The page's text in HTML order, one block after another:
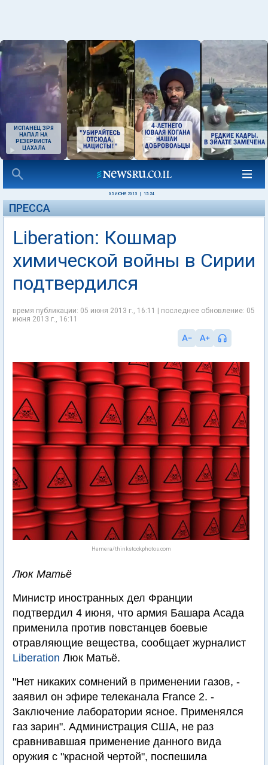
ИСПАНЕЦ ЗРЯ
НАПАЛ НА
РЕЗЕРВИСТА
ЦАХАЛА
05 ИЮНЯ 2013 15:24
ПРЕССА
Liberation: Кошмар
химической войны в Сирии
подтвердился
время публикации: 05 июня 2013 г., 16:11 | последнее обновление: 05
июня 2013 г., 16:11
Hemera/thinkstockphotos.com
Люк Матьё
Министр иностранных дел Франции
подтвердил 4 июня, что армия Башара Асада
применила против повстанцев боевые
отравляющие вещества, сообщает журналист
Liberation Люк Матьё.
"Нет никаких сомнений в применении газов, -
заявил он эфире телеканала France 2. -
Заключение лаборатории ясное. Применялся
газ зарин". Администрация США, не раз
сравнивавшая применение данного вида
оружия с "красной чертой", поспешила